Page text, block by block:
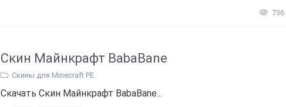
736
Скин Майнкрафт BabaBane
Скины для Minecraft PE
Скачать Скин Майнкрафт BabaBane...